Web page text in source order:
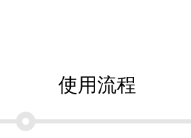
使用流程